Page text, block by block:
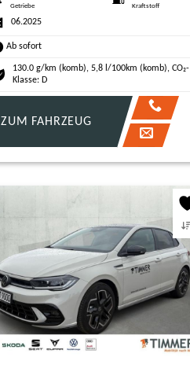
Getriebe Kraftstoff
06.2025
Ab sofort
130.0 g/km (komb), 5,8 l/100km (komb), CO₂-
Klasse: D
ZUM FAHRZEUG